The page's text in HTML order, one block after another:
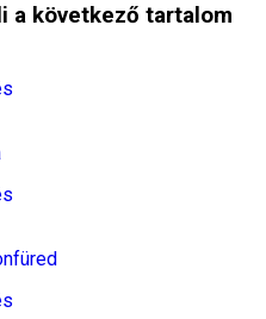
a következő tartalom